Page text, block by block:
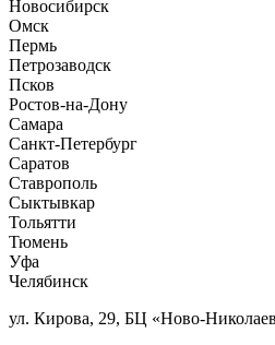
Новосибирск
Омск
Пермь
Петрозаводск
Псков
Ростов-на-Дону
Самара
Санкт-Петербург
Саратов
Ставрополь
Сыктывкар
Тольятти
Тюмень
Уфа
Челябинск
ул. Кирова, 29, БЦ «Ново-